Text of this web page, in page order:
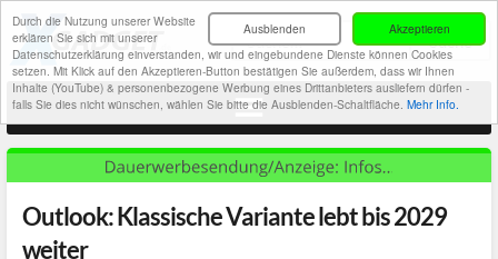
Akzeptieren
Ausblenden
Durch die Nutzung unserer Website
erklären Sie sich mit unserer
Datenschutzerklärung einverstanden, wir und eingebundene Dienste können Cookies
setzen. Mit Klick auf den Akzeptieren-Button bestätigen Sie außerdem, dass wir Ihnen
Inhalte (YouTube) & personenbezogene Werbung eines Drittanbieters ausliefern dürfen -
falls Sie dies nicht wünschen, wählen Sie bitte die Ausblenden-Schaltfläche. Mehr Info.
Outlook: Klassische Variante lebt bis 2029
weiter